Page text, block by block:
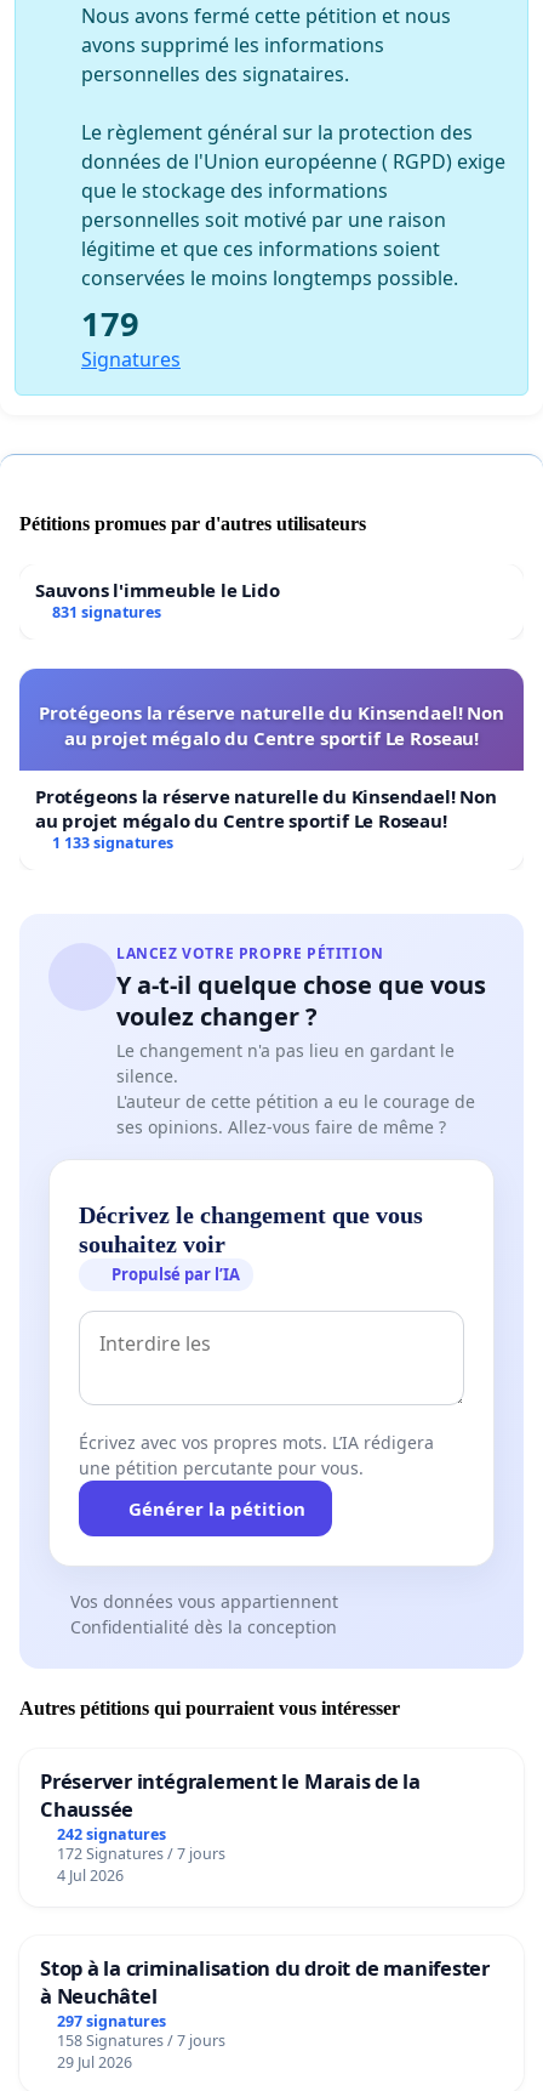
Nous avons fermé cette pétition et nous
avons supprimé les informations
personnelles des signataires.
Le règlement général sur la protection des
données de l'Union européenne ( RGPD) exige
que le stockage des informations
personnelles soit motivé par une raison
légitime et que ces informations soient
conservées le moins longtemps possible.
179
Signatures
Pétitions promues par d'autres utilisateurs
Sauvons l'immeuble le Lido
831 signatures
Protégeons la réserve naturelle du Kinsendael! Non
au projet mégalo du Centre sportif Le Roseau!
Protégeons la réserve naturelle du Kinsendael! Non
au projet mégalo du Centre sportif Le Roseau!
1 133 signatures
LANCEZ VOTRE PROPRE PÉTITION
Y a-t-il quelque chose que vous
voulez changer ?
Le changement n'a pas lieu en gardant le
silence.
L'auteur de cette pétition a eu le courage de
ses opinions. Allez-vous faire de même ?
Décrivez le changement que vous
souhaitez voir
Propulsé par l’IA
Écrivez avec vos propres mots. L’IA rédigera
une pétition percutante pour vous.
Générer la pétition
Vos données vous appartiennent
Confidentialité dès la conception
Autres pétitions qui pourraient vous intéresser
Préserver intégralement le Marais de la
Chaussée
242 signatures
172 Signatures / 7 jours
4 Jul 2026
Stop à la criminalisation du droit de manifester
à Neuchâtel
297 signatures
158 Signatures / 7 jours
29 Jul 2026